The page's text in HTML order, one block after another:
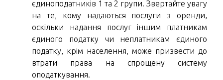
єдиноподатників 1 та 2 групи. Звертайте увагу
на те, кому надаються послуги з оренди,
оскільки надання послуг іншим платникам
єдиного податку чи неплатникам єдиного
податку, крім населення, може призвести до
втрати права на спрощену систему
оподаткування.